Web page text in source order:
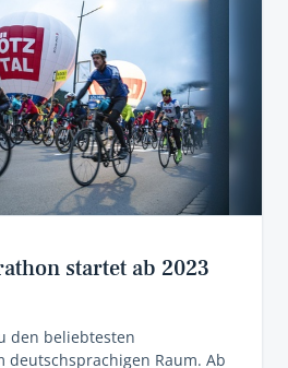
startet ab 2023
den beliebtesten
deutschsprachigen Raum. Ab